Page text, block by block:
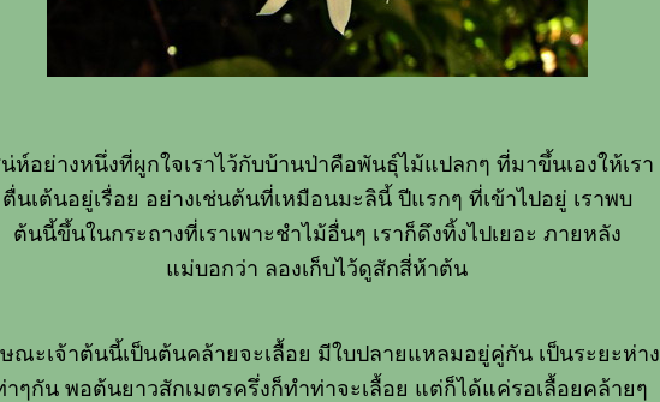
น่ห์อย่างหนึ่งที่ผูกใจเราไว้กับบ้านป่าคือพันธุ์ไม้แปลกๆ ที่มาขึ้นเองให้เรา
ตื่นเต้นอยู่เรื่อย อย่างเช่นต้นที่เหมือนมะลินี้ ปีแรกๆ ที่เข้าไปอยู่ เราพบ
ต้นนี้ขึ้นในกระถางที่เราเพาะชำไม้อื่นๆ เราก็ดึงทิ้งไปเยอะ ภายหลัง
ม่บอกว่า ลองเก็บไว้ดูสักสี่ห้าต้น
ณะเจ้าต้นนี้เป็นต้นคล้ายจะเลื้อย มีใบปลายแหลมอยู่คู่กัน เป็นระยะห่าง
าๆกัน พอต้นยาวสักเมตรครึ่งก็ทำท่าจะเลื้อย แต่ก็ได้แค่รอเลื้อยคล้ายๆ